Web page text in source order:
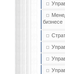
бизнесе